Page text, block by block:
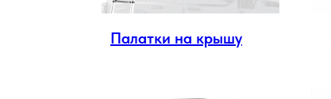
Палатки на крышу